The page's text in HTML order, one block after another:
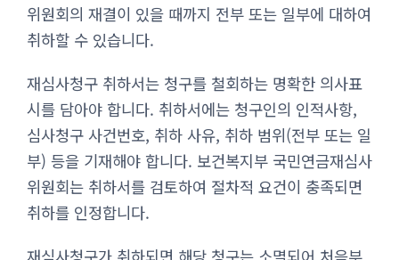
위원회의 재결이 있을 때까지 전부 또는 일부에 대하여
취하할 수 있습니다.
재심사청구 취하서는 청구를 철회하는 명확한 의사표
시를 담아야 합니다. 취하서에는 청구인의 인적사항,
심사청구 사건번호, 취하 사유, 취하 범위(전부 또는 일
부) 등을 기재해야 합니다. 보건복지부 국민연금재심사
위원회는 취하서를 검토하여 절차적 요건이 충족되면
취하를 인정합니다.